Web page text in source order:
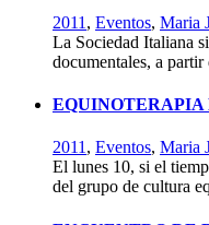
2011 , Eventos, Maria
La Sociedad Italiana
documentales, a
2011 , Eventos, Maria
El lunes 10, si el
del grupo de cultura